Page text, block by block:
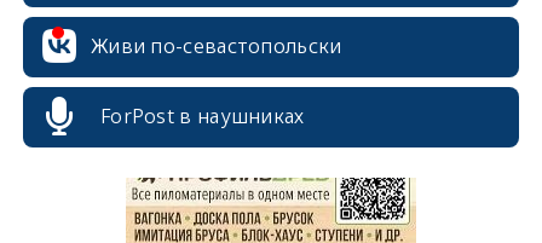
Живи по-севастопольски
ForPost в наушниках